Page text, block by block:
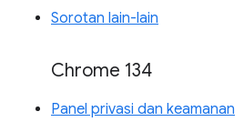
Sorotan lain-lain
Chrome 134
Panel privasi dan keamanan